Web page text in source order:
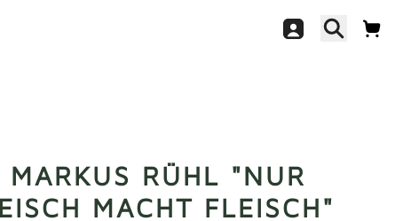
MARKUS RÜHL "NUR
MACHT FLEISCH"